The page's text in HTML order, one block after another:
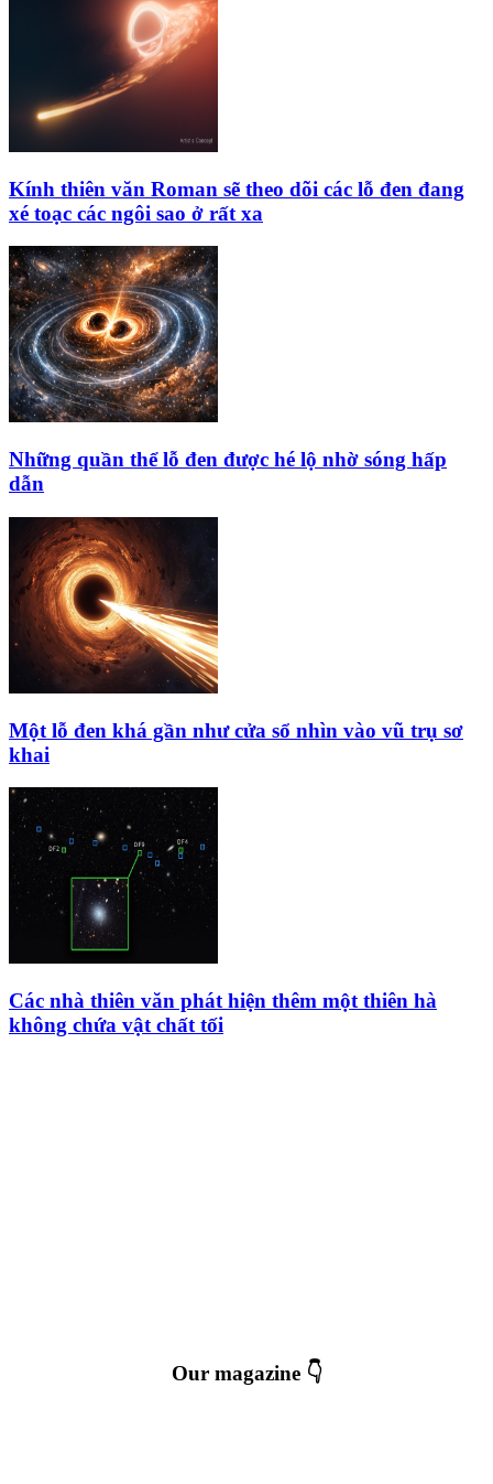
Kính thiên văn Roman sẽ theo dõi các lỗ đen đang
xé toạc các ngôi sao ở rất xa
Những quần thể lỗ đen được hé lộ nhờ sóng hấp
dẫn
Một lỗ đen khá gần như cửa sổ nhìn vào vũ trụ sơ
khai
Các nhà thiên văn phát hiện thêm một thiên hà
không chứa vật chất tối
Our magazine 👇